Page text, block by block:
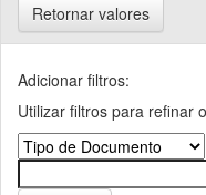
Retornar valores
Adicionar filtros:
Utilizar filtros para refinar